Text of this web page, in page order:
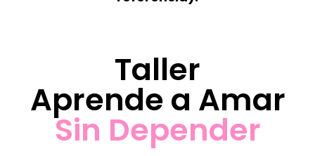
Taller
Aprende a Amar
Sin Depender